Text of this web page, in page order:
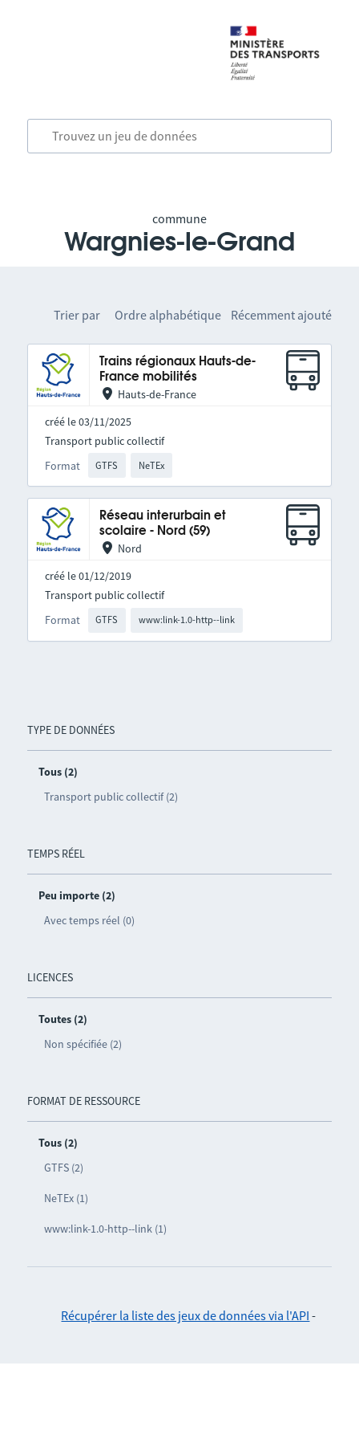
commune
Wargnies-le-Grand
TYPE DE DONNÉES
Tous (2)
Transport public collectif (2)
TEMPS RÉEL
Peu importe (2)
Avec temps réel (0)
LICENCES
Toutes (2)
Non spécifiée (2)
FORMAT DE RESSOURCE
Tous (2)
GTFS (2)
NeTEx (1)
www:link-1.0-http--link (1)
Trier par Ordre alphabétique Récemment ajouté
Trains régionaux Hauts-de-
France mobilités
Hauts-de-France
créé le 03/11/2025
Format GTFS NeTEx
Transport public collectif
Réseau interurbain et
scolaire - Nord (59)
Nord
créé le 01/12/2019
Format GTFS www:link-1.0-http--link
Transport public collectif
Récupérer la liste des jeux de données via l'API -